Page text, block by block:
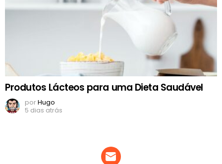
Produtos Lácteos para uma Dieta Saudável
porHugo
5 dias atrás